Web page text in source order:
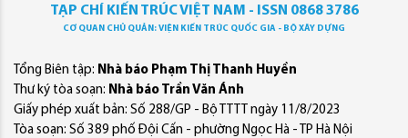
TẠP CHÍ KIẾN TRÚC VIỆT NAM - ISSN 0868 3786
CƠ QUAN CHỦ QUẢN: VIỆN KIẾN TRÚC QUỐC GIA - BỘ XÂY DỰNG
Tổng Biên tập: Nhà báo Phạm Thị Thanh Huyền
Thư ký tòa soạn: Nhà báo Trần Văn Ánh
Giấy phép xuất bản: Số 288/GP - Bộ TTTT ngày 11/8/2023
Tòa soạn: Số 389 phố Đội Cấn - phường Ngọc Hà - TP Hà Nội